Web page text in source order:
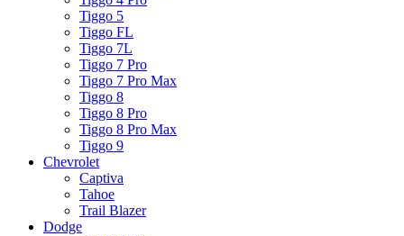
Tiggo 5
Tiggo FL
Tiggo 7L
Tiggo 7 Pro
Tiggo 7 Pro Max
Tiggo 8
Tiggo 8 Pro
Tiggo 8 Pro Max
Tiggo 9
Chevrolet
Captiva
Tahoe
Trail Blazer
Dodge